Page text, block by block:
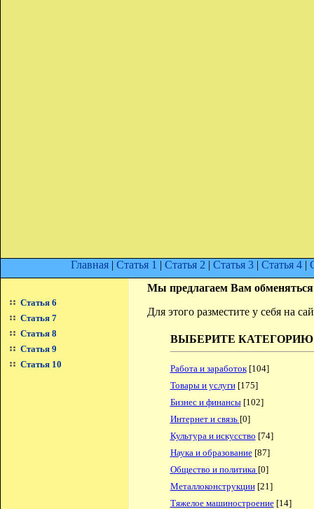
Главная | Статья 1 | Статья 2 | Статья 3 | Статья 4 |
Статья 6
Статья 7
Статья 8
Статья 9
Статья 10
Мы предлагаем Вам
Для этого разместите у себя на
ВЫБЕРИТЕ КАТЕГОРИЮ
Работа и заработок[104]
Товары и услуги[175]
Бизнес и финансы[102]
Интернет и связь [0]
Культура и искусство [74]
Наука и образование[87]
Общество и политика [0]
Металлоконструкции[21]
Тяжелое машиностроение[14]